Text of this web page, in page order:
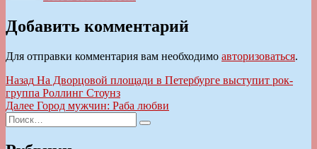
Добавить комментарий
Для отправки комментария вам необходимо авторизоваться.
Навигация
по
записям
Назад Предыдущая
запись:
На Дворцовой площади в Петербурге выступит рок-
группа Роллинг Стоунз
Далее Следующая
Город мужчин: Раба любви
Искать:
Поиск